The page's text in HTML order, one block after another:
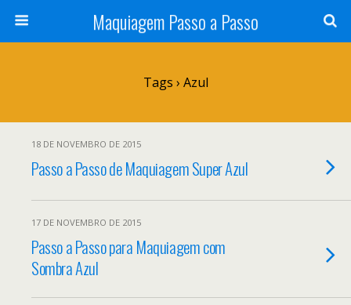
Maquiagem Passo a Passo
Tags › Azul
18 DE NOVEMBRO DE 2015
Passo a Passo de Maquiagem Super Azul
17 DE NOVEMBRO DE 2015
Passo a Passo para Maquiagem com
Sombra Azul